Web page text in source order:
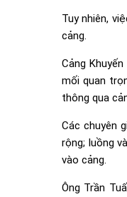
Tuy nhiên,
cảng.
Cảng
mối quan
thông qua
Các chuyên
rộng; luồng
vào cảng.
Ông Trần